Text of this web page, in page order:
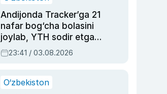
Andijonda Tracker’ga 21
nafar bog‘cha bolasini
joylab, YTH sodir etgan
ayolga sud hukmi o‘qildi
23:41 / 03.08.2026
O‘zbekiston